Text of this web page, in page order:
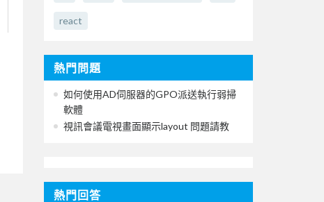
react
熱門問題
如何使用AD伺服器的GPO派送執行弱掃
軟體
視訊會議電視畫面顯示layout 問題請教
熱門回答